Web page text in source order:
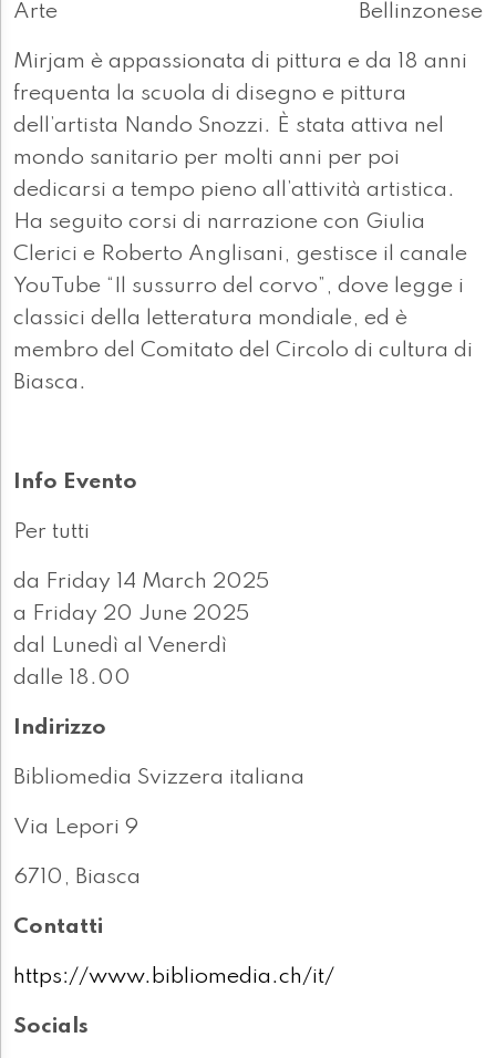
Arte Bellinzonese
Mirjam è appassionata di pittura e da 18 anni
frequenta la scuola di disegno e pittura
dell’artista Nando Snozzi. È stata attiva nel
mondo sanitario per molti anni per poi
dedicarsi a tempo pieno all’attività artistica.
Ha seguito corsi di narrazione con Giulia
Clerici e Roberto Anglisani, gestisce il canale
YouTube “Il sussurro del corvo”, dove legge i
classici della letteratura mondiale, ed è
membro del Comitato del Circolo di cultura di
Biasca.
Info Evento
Per tutti
da Friday 14 March 2025
a Friday 20 June 2025
dal Lunedì al Venerdì
dalle 18.00
Indirizzo
Bibliomedia Svizzera italiana
Via Lepori 9
6710, Biasca
Contatti
https://www.bibliomedia.ch/it/
Socials